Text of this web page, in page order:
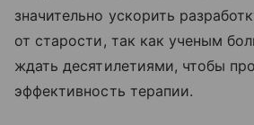
значительно ускорить
от старости, так как ученым
ждать десятилетиями, чтобы
эффективность терапии.